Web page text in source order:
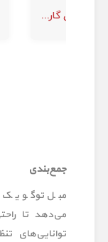
جمع‌بندی
مبل توگو یک
می‌دهد تا
توانایی‌های